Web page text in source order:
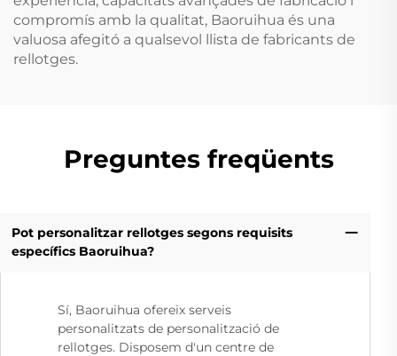
compromís amb la qualitat, Baoruihua és una
valuosa afegitó a qualsevol llista de fabricants de
rellotges.
Preguntes freqüents
Pot personalitzar rellotges segons requisits
específics Baoruihua?
Sí, Baoruihua ofereix serveis
personalitzats de personalització de
rellotges. Disposem d'un centre de